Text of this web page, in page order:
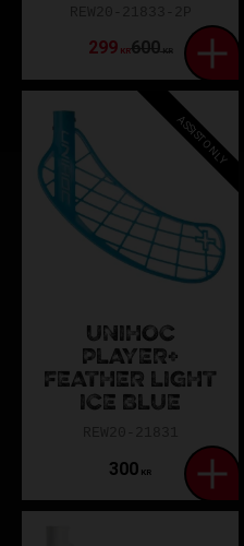
299KR600KR
UNIHOC
PLAYER+
FEATHER LIGHT
ICE BLUE
300 KR
ASSIST ONLY